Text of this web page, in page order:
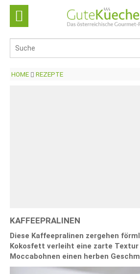
HOME REZEPTE
KAFFEEPRALINEN
Diese Kaffeepralinen zergehen
Kokosfett verleiht eine zarte Textur
Moccabohnen einen herben